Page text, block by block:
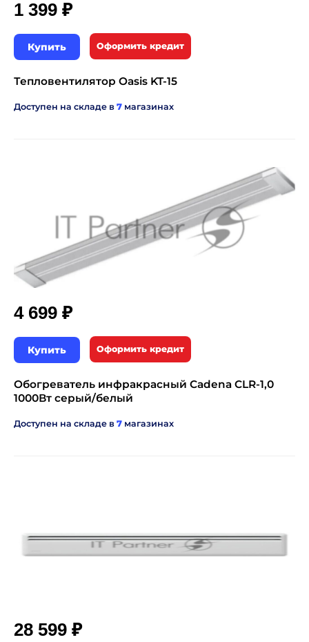
1 399 ₽
Купить Оформить кредит
Тепловентилятор Oasis KT-15
Доступен на складе в 7 магазинах
4 699 ₽
Купить Оформить кредит
Обогреватель инфракрасный Cadena CLR-1,0
1000Вт серый/белый
Доступен на складе в 7 магазинах
28 599 ₽